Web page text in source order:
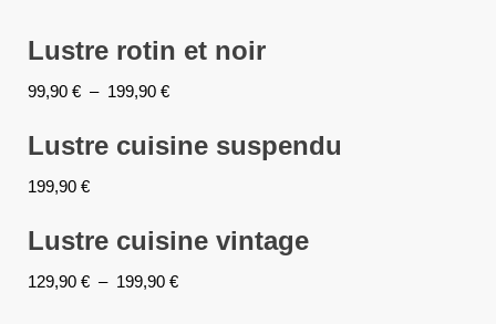
Lustre rotin et noir
99,90 € – 199,90 €
Lustre cuisine suspendu
199,90 €
Lustre cuisine vintage
129,90 € – 199,90 €